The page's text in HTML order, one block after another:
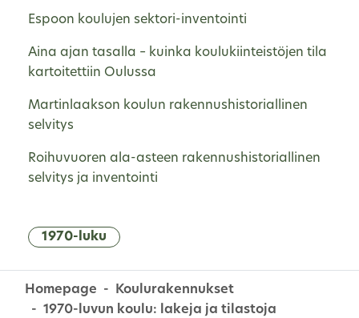
Espoon koulujen sektori-inventointi
Aina ajan tasalla – kuinka koulukiinteistöjen tila
kartoitettiin Oulussa
Martinlaakson koulun rakennushistoriallinen
selvitys
Roihuvuoren ala-asteen rakennushistoriallinen
selvitys ja inventointi
1970-luku
Homepage
Koulurakennukset
1970-luvun koulu: lakeja ja tilastoja